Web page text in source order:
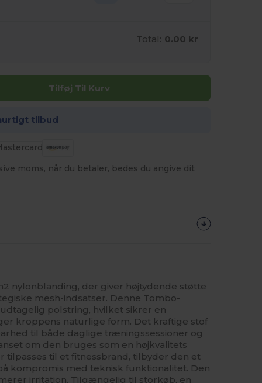
Total: 0.00 kr
Tilføj Til Kurv
tilbud
moms, når du betaler, bedes du angive dit
nylonblanding, der giver højtydende støtte
mesh-indsatser. Denne Tombo-
polstring, hvilket sikrer en
kroppens naturlige form. Det kraftige stof
til både daglige træningssessioner og
om den bruges som en højkvalitets
tilpasses til et fitnessbrand, tilbyder den et
kompromis med teknisk funktionalitet. Den
irritation. Tilgængelig til storkøb, en